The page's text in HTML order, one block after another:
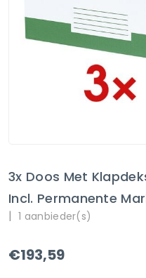
3x Doos Met
Incl. Permanente
| 1 aanbieder(s)
€193,59